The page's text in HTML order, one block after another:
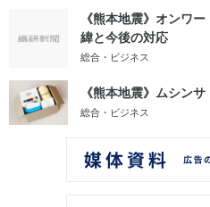
《熊本地震》オンワ
緯と今後の対応
総合・ビジネス
《熊本地震》ムシン
総合・ビジネス